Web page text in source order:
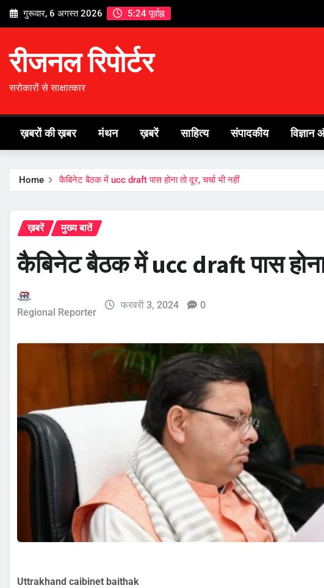
Skip
गुरूवार, 6 अगस्त 2026 5:24 पूर्वाह्न
रीजनल रिपोर्टर
सरोकारों से साक्षात्कार
ख़बरों की ख़बर मंथन ख़बरें साहित्य संपादकीय
Home कैबिनेट बैठक में ucc draft पास होना तो दूर, चर्चा भी नहीं
ख़बरें मुख्य बातें
कैबिनेट बैठक में ucc draft पास होना
Regional Reporter
फरवरी 3, 2024 0
Uttrakhand caibinet baithak